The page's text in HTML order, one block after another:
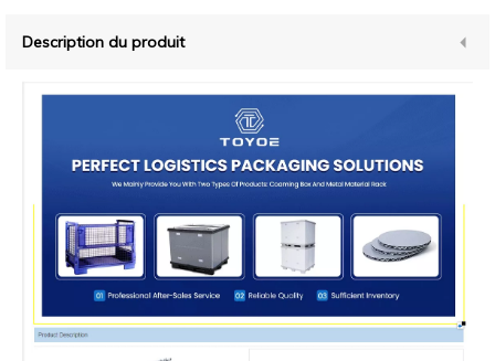
Description du produit